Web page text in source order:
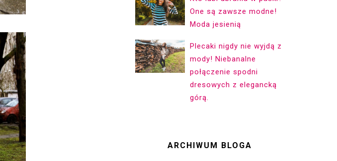
One są zawsze modne!
Moda jesienią
Plecaki nigdy nie wyjdą z
mody! Niebanalne
połączenie spodni
dresowych z elegancką
górą.
ARCHIWUM BLOGA